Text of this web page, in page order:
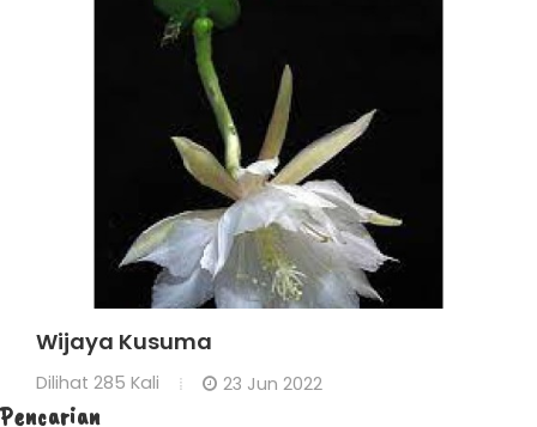
Wijaya Kusuma
Dilihat 285 Kali 23 Jun 2022
Pencarian